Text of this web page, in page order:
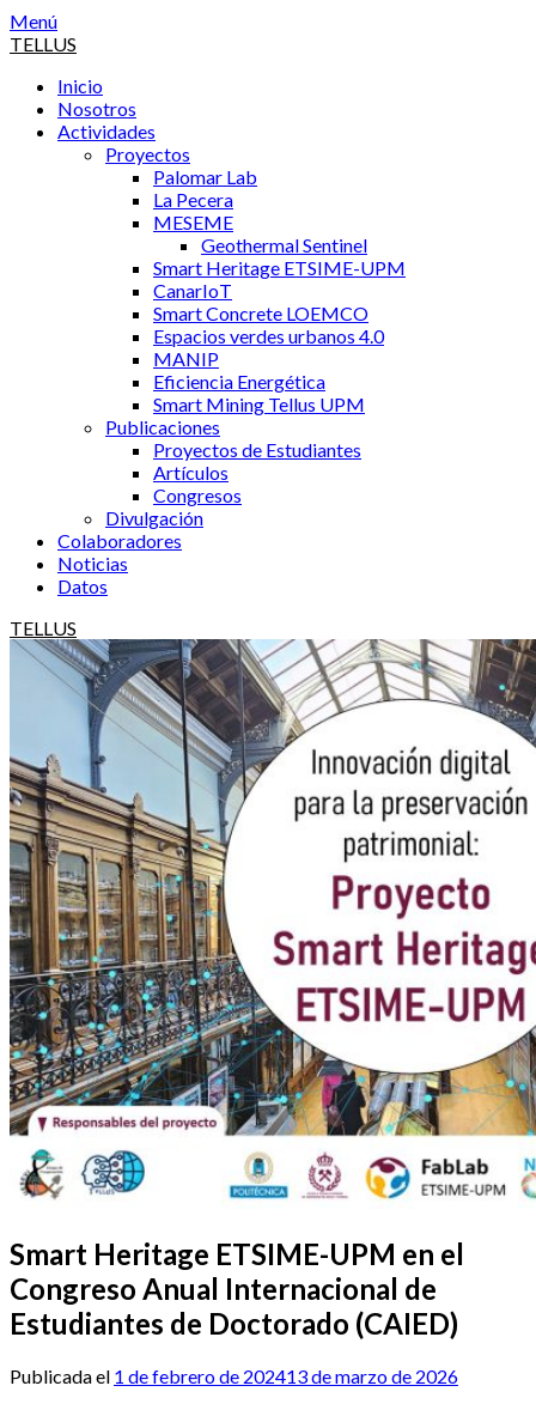
Saltar
al
Menú
TELLUS
Inicio
Nosotros
Actividades
Proyectos
Palomar Lab
La Pecera
MESEME
Geothermal Sentinel
Smart Heritage ETSIME-UPM
CanarIoT
Smart Concrete LOEMCO
Espacios verdes urbanos 4.0
MANIP
Eficiencia Energética
Smart Mining Tellus UPM
Publicaciones
Proyectos de Estudiantes
Artículos
Congresos
Divulgación
Colaboradores
Noticias
Datos
TELLUS
Smart Heritage ETSIME-UPM en el
Congreso Anual Internacional de
Estudiantes de Doctorado (CAIED)
Publicada el 1 de febrero de 202413 de marzo de 2026